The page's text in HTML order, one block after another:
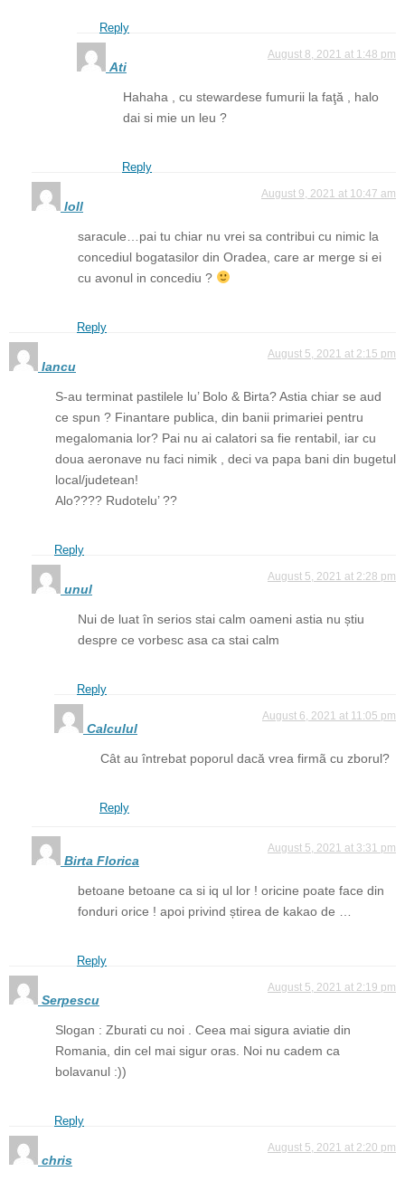
Reply
Ati
August 8, 2021 at 1:48 pm
Hahaha , cu stewardese fumurii la faţă , halo
dai si mie un leu ?
Reply
loll
August 9, 2021 at 10:47 am
saracule…pai tu chiar nu vrei sa contribui cu nimic la
concediul bogatasilor din Oradea, care ar merge si ei
cu avonul in concediu ?
Reply
Iancu
August 5, 2021 at 2:15 pm
S-au terminat pastilele lu’ Bolo & Birta? Astia chiar se aud
ce spun ? Finantare publica, din banii primariei pentru
megalomania lor? Pai nu ai calatori sa fie rentabil, iar cu
doua aeronave nu faci nimik , deci va papa bani din bugetul
local/judetean!
Alo???? Rudotelu’ ??
Reply
unul
August 5, 2021 at 2:28 pm
Nui de luat în serios stai calm oameni astia nu știu
despre ce vorbesc asa ca stai calm
Reply
Calculul
August 6, 2021 at 11:05 pm
Cât au întrebat poporul dacă vrea firmã cu zborul?
Reply
Birta Florica
August 5, 2021 at 3:31 pm
betoane betoane ca si iq ul lor ! oricine poate face din
fonduri orice ! apoi privind știrea de kakao de …
Reply
Serpescu
August 5, 2021 at 2:19 pm
Slogan : Zburati cu noi . Ceea mai sigura aviatie din
Romania, din cel mai sigur oras. Noi nu cadem ca
bolavanul :))
Reply
chris
August 5, 2021 at 2:20 pm